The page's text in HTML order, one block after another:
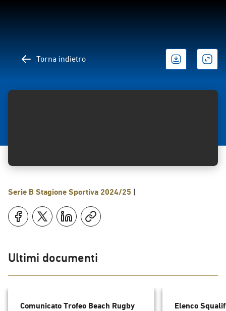
Torna indietro
Serie B Stagione Sportiva 2024/25 |
Ultimi documenti
Comunicato Trofeo Beach Rugby
Elenco